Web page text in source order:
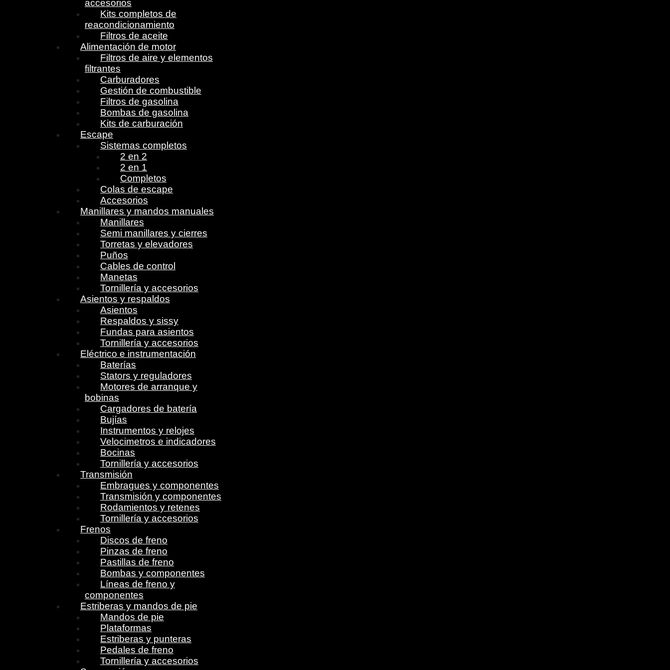
accesorios
Kits completos de
reacondicionamiento
Filtros de aceite
Alimentación de motor
Filtros de aire y elementos
filtrantes
Carburadores
Gestión de combustible
Filtros de gasolina
Bombas de gasolina
Kits de carburación
Escape
Sistemas completos
2 en 2
2 en 1
Completos
Colas de escape
Accesorios
Manillares y mandos manuales
Manillares
Semi manillares y cierres
Torretas y elevadores
Puños
Cables de control
Manetas
Tornillería y accesorios
Asientos y respaldos
Asientos
Respaldos y sissy
Fundas para asientos
Tornillería y accesorios
Eléctrico e instrumentación
Baterías
Stators y reguladores
Motores de arranque y
bobinas
Cargadores de batería
Bujías
Instrumentos y relojes
Velocimetros e indicadores
Bocinas
Tornillería y accesorios
Transmisión
Embragues y componentes
Transmisión y componentes
Rodamientos y retenes
Tornillería y accesorios
Frenos
Discos de freno
Pinzas de freno
Pastillas de freno
Bombas y componentes
Líneas de freno y
componentes
Estriberas y mandos de pie
Mandos de pie
Plataformas
Estriberas y punteras
Pedales de freno
Tornillería y accesorios